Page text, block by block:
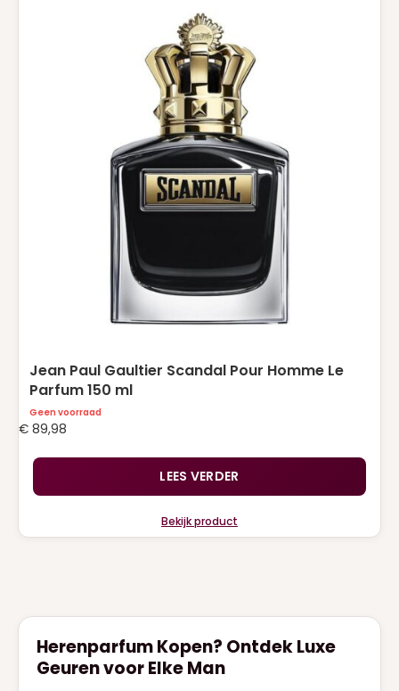
Jean Paul Gaultier Scandal Pour Homme Le
Parfum 150 ml
Geen voorraad
€ 89,98
LEES VERDER
Bekijk product
Herenparfum Kopen? Ontdek Luxe
Geuren voor Elke Man